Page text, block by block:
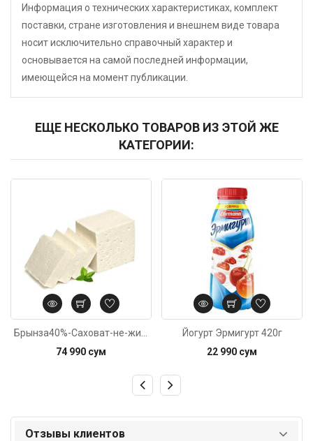
Информация о технических характеристиках, комплект
поставки, стране изготовления и внешнем виде товара
носит исключительно справочный характер и
основывается на самой последней информации,
имеющейся на момент публикации.
ЕЩЕ НЕСКОЛЬКО ТОВАРОВ ИЗ ЭТОЙ ЖЕ
КАТЕГОРИИ:
74 990 сум
Йогурт Эрмигурт 420г
22 990 сум
Отзывы клиентов